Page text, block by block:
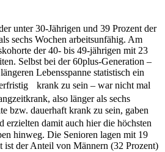
unter 30-Jährigen und 39 Prozent der
sechs Wochen arbeitsunfähig. Am
der 40- bis 49-jährigen mit 23
Selbst bei der 60plus-Generation –
Lebensspanne statistisch ein
krank zu sein – war nicht mal
also länger als sechs
bzw. dauerhaft krank zu sein, gaben
damit auch hier die höchsten
hinweg. Die Senioren lagen mit 19
ist der Anteil von Männern (32 Prozent)